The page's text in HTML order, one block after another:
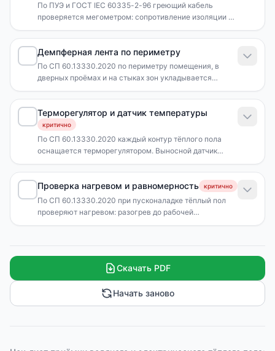
По ПУЭ и ГОСТ IEC 60335-2-96 греющий кабель
проверяется мегометром: сопротивление изоляции не
менее 1 МОм, электрическое сопротивление жилы —
по паспорту ±5-10%. Сопротивление измеряют до
заливки стяжки/клея и после.
Демпферная лента по периметру
По СП 60.13330.2020 по периметру помещения, в
дверных проёмах и на стыках зон укладывается
демпферная (компенсационная) лента шириной не
менее толщины стяжки. Она гасит тепловое
расширение стяжки и предотвращает её
растрескивание.
Терморегулятор и датчик температуры
критично
По СП 60.13330.2020 каждый контур тёплого пола
оснащается терморегулятором. Выносной датчик
температуры пола устанавливается в гофрированной
трубе между витками греющего кабеля/трубы на
расстоянии 0,5-1 м от стены, на равном расстоянии от
соседних ниток. Гофра позволяет заменить датчик без
вскрытия пола.
Проверка нагревом и равномерность критично
По СП 60.13330.2020 при пусконаладке тёплый пол
проверяют нагревом: разогрев до рабочей
температуры, замер равномерности. Для водяного
рабочий ток по паспорту, тепловизор показывает
равномерный нагрев без холодных зон.
Скачать PDF
Начать заново